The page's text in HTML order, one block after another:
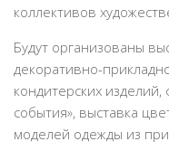
коллективов
Будут организованы
декоративно-
кондитерских
события», выставка
моделей одежды из